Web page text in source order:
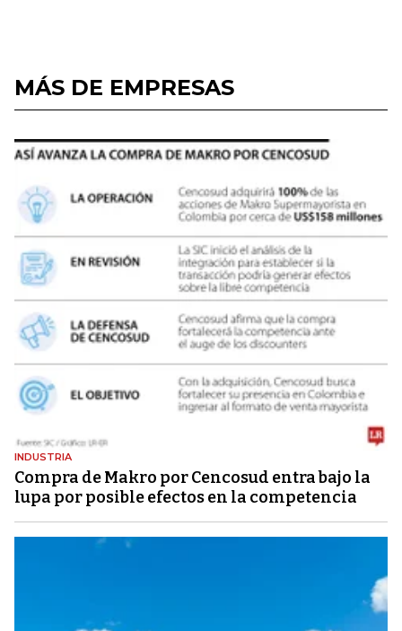
MÁS DE EMPRESAS
INDUSTRIA
Compra de Makro por Cencosud entra bajo la
lupa por posible efectos en la competencia